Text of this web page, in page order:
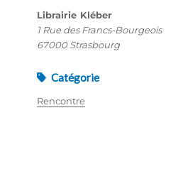
Librairie Kléber
1 Rue des Francs-Bourgeois
67000 Strasbourg
Catégorie
Rencontre